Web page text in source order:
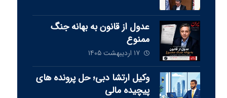
عدول از قانون به بهانه جنگ
ممنوع
۱۷ اردیبهشت ۱۴۰۵
وکیل ارتشا دبی؛ حل پرونده های
پیچیده مالی